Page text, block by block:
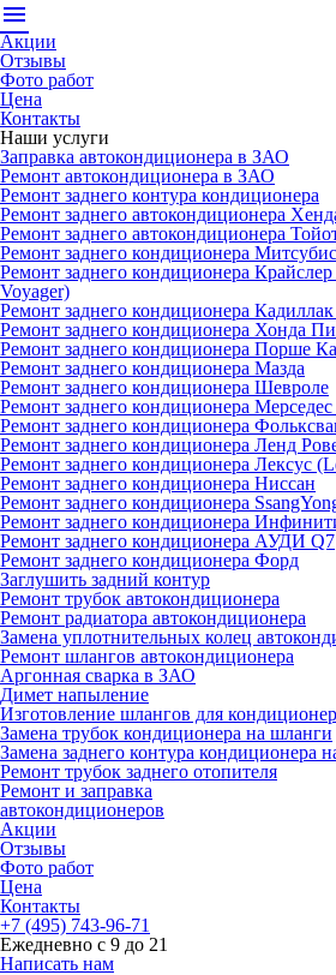
menu
Акции
Отзывы
Фото работ
Цена
Контакты
Наши услуги
Заправка автокондиционера в ЗАО
Ремонт автокондиционера в ЗАО
Ремонт заднего контура кондиционера
Ремонт заднего автокондиционера
Ремонт заднего автокондиционера
Ремонт заднего кондиционера
Ремонт заднего кондиционера
Voyager)
Ремонт заднего кондиционера
Ремонт заднего кондиционера Хонда
Ремонт заднего кондиционера Порше
Ремонт заднего кондиционера Мазда
Ремонт заднего кондиционера Шевроле
Ремонт заднего кондиционера Мерседес
Ремонт заднего кондиционера
Ремонт заднего кондиционера Ленд
Ремонт заднего кондиционера Лексус
Ремонт заднего кондиционера Ниссан
Ремонт заднего кондиционера
Ремонт заднего кондиционера
Ремонт заднего кондиционера АУДИ Q7
Ремонт заднего кондиционера Форд
Заглушить задний контур
Ремонт трубок автокондиционера
Ремонт радиатора автокондиционера
Замена уплотнительных колец
Ремонт шлангов автокондиционера
Аргонная сварка в ЗАО
Димет напыление
Изготовление шлангов для
Замена трубок кондиционера на шланги
Замена заднего контура кондиционера
Ремонт трубок заднего отопителя
Ремонт и заправка
автокондиционеров
Акции
Отзывы
Фото работ
Цена
Контакты
+7 (495) 743-96-71
Ежедневно с 9 до 21
Написать нам